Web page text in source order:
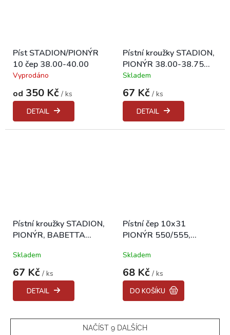
Píst STADION/PIONÝR
10 čep 38.00-40.00
Průměrné
produktu
je
Vyprodáno
od 350 Kč / ks
DETAIL
Pístní kroužky STADION,
PIONÝR 38.00-38.75
"CZ"
Průměrné
hodnocení
produktu
je
Skladem
67 Kč / ks
DETAIL
Pístní kroužky STADION,
PIONÝR, BABETTA
Skladem
67 Kč / ks
DETAIL
Pístní čep 10x31
PIONÝR 550/555,
Skladem
68 Kč / ks
DO KOŠÍKU
NAČÍST 9 DALŠÍCH